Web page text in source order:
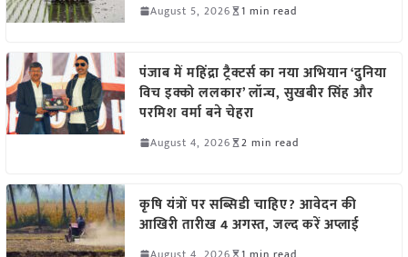
August 5, 2026 1 min read
पंजाब में महिंद्रा ट्रैक्टर्स का नया अभियान ‘दुनिया
विच इक्को ललकार’ लॉन्च, सुखबीर सिंह और
परमिश वर्मा बने चेहरा
August 4, 2026 2 min read
कृषि यंत्रों पर सब्सिडी चाहिए? आवेदन की
आखिरी तारीख 4 अगस्त, जल्द करें अप्लाई